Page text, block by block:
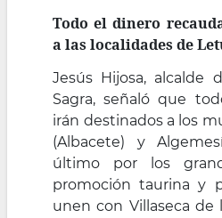
Todo el dinero
a las localidades de
Jesús Hijosa, alcalde
Sagra, señaló que
irán destinados a los
(Albacete) y
último por los
promoción taurina y
unen con Villaseca de